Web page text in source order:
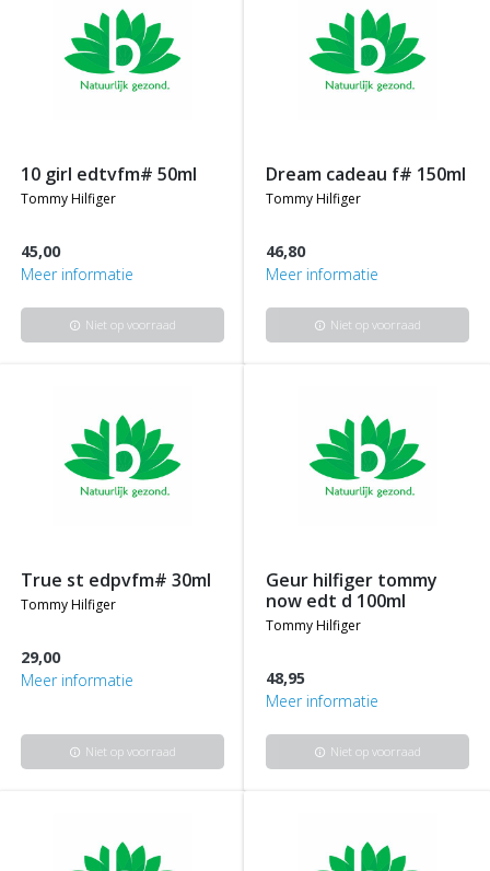
10 girl edtvfm# 50ml
tommy hilfiger
45,00
Meer informatie
info Niet op voorraad
dream cadeau f# 150ml
tommy hilfiger
46,80
Meer informatie
info Niet op voorraad
true st edpvfm# 30ml
tommy hilfiger
29,00
Meer informatie
info Niet op voorraad
geur hilfiger tommy
now edt d 100ml
tommy hilfiger
48,95
Meer informatie
info Niet op voorraad